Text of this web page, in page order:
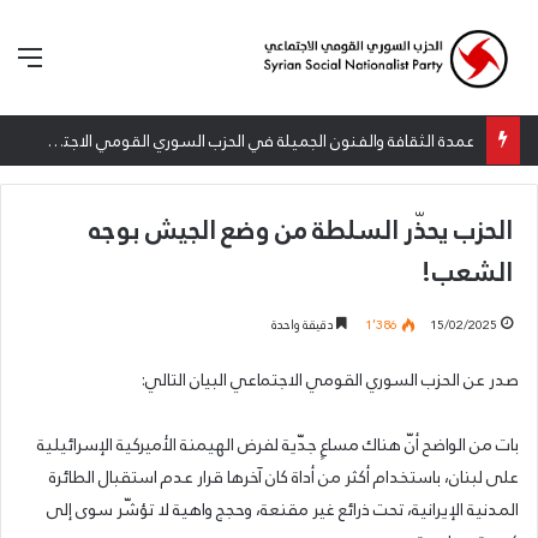
عمدة الثقافة والفنون الجميلة في الحزب السوري القومي الاجتماعي تعلن نتائج الدورة الخامسة من جائزة أنطون سعاده الأدبية
الحزب يحذّر السلطة من وضع الجيش بوجه
الشعب!
15/02/2025 1٬386 دقيقة واحدة
صدر عن الحزب السوري القومي الاجتماعي البيان التالي:
بات من الواضح أنّ هناك مساعٍ جدّية لفرض الهيمنة الأميركية الإسرائيلية
على لبنان، باستخدام أكثر من أداة كان آخرها قرار عدم استقبال الطائرة
المدنية الإيرانية، تحت ذرائع غير مقنعة، وحجج واهية لا تؤشّر سوى إلى